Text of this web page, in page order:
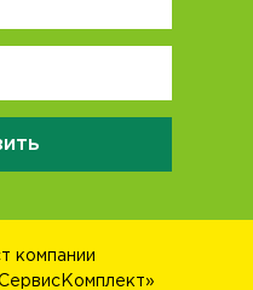
компании